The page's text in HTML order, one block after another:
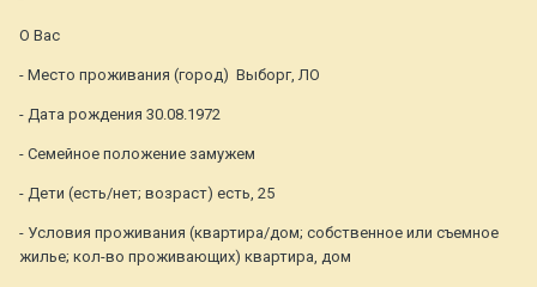
О Вас
- Место проживания (город) Выборг, ЛО
- Дата рождения 30.08.1972
- Семейное положение замужем
- Дети (есть/нет; возраст) есть, 25
- Условия проживания (квартира/дом; собственное или съемное
жилье; кол-во проживающих) квартира, дом